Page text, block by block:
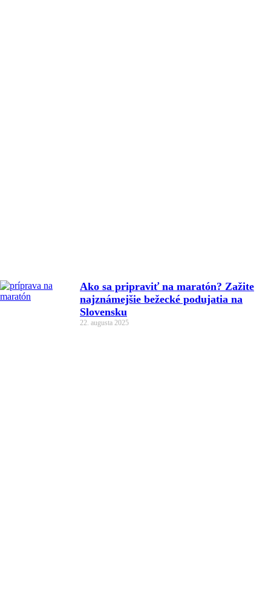
Ako sa pripraviť na maratón? Zažite
najznámejšie bežecké podujatia na
Slovensku
22. augusta 2025